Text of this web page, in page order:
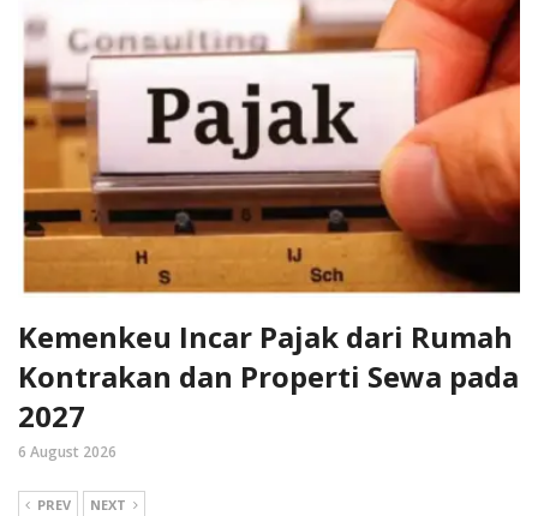
Kemenkeu Incar Pajak dari Rumah
Kontrakan dan Properti Sewa pada
2027
6 August 2026
PREV NEXT